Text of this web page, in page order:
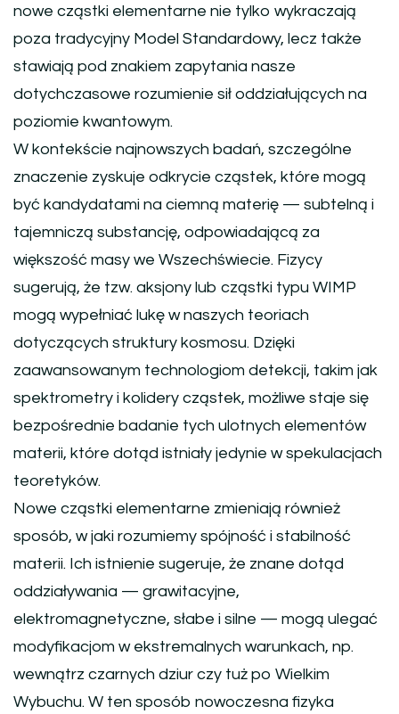
nowe cząstki elementarne nie tylko wykraczają
poza tradycyjny Model Standardowy, lecz także
stawiają pod znakiem zapytania nasze
dotychczasowe rozumienie sił oddziałujących na
poziomie kwantowym.
W kontekście najnowszych badań, szczególne
znaczenie zyskuje odkrycie cząstek, które mogą
być kandydatami na ciemną materię — subtelną i
tajemniczą substancję, odpowiadającą za
większość masy we Wszechświecie. Fizycy
sugerują, że tzw. aksjony lub cząstki typu WIMP
mogą wypełniać lukę w naszych teoriach
dotyczących struktury kosmosu. Dzięki
zaawansowanym technologiom detekcji, takim jak
spektrometry i kolidery cząstek, możliwe staje się
bezpośrednie badanie tych ulotnych elementów
materii, które dotąd istniały jedynie w spekulacjach
teoretyków.
Nowe cząstki elementarne zmieniają również
sposób, w jaki rozumiemy spójność i stabilność
materii. Ich istnienie sugeruje, że znane dotąd
oddziaływania — grawitacyjne,
elektromagnetyczne, słabe i silne — mogą ulegać
modyfikacjom w ekstremalnych warunkach, np.
wewnątrz czarnych dziur czy tuż po Wielkim
Wybuchu. W ten sposób nowoczesna fizyka